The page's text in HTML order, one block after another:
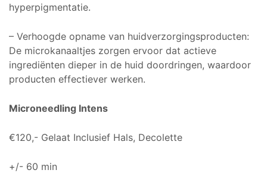
hyperpigmentatie.
– Verhoogde opname van huidverzorgingsproducten:
De microkanaaltjes zorgen ervoor dat actieve
ingrediënten dieper in de huid doordringen, waardoor
producten effectiever werken.
Microneedling Intens
€120,- Gelaat Inclusief Hals, Decolette
+/- 60 min